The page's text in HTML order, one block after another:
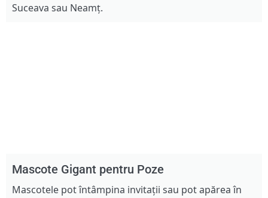
Suceava sau Neamț.
Mascote Gigant pentru Poze
Mascotele pot întâmpina invitații sau pot apărea în